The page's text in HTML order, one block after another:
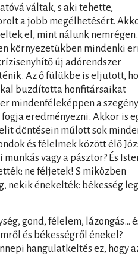
váltak, s aki tehette,
a jobb megélhetésért.
el, mint nálunk nemrégen.
környezetükben mindenki
új adórendszer
Az ő fülükbe is eljutott,
buzdította honfitársaikat
mindenféleképpen a szegény
eredményezni. Akkor is
döntésein múlott sok
és félelmek között élő
vagy a pásztor? És
ne féljetek! S miközben
nekik énekelték: békesség
gond, félelem, lázongás…
és békességről énekel?
hangulatkeltés ez, hogy